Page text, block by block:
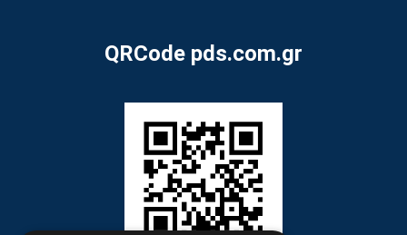
QRCode pds.com.gr